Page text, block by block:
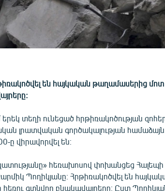
են հայկական թաղամասերից
տեղի ունեցած հրթիռակոծության
լրատվական գործակալության համաձայն,
ը վիրավորվել են։
հեռախոսով փոխանցեց Հալեպի
Պողիկյանը։ Հրթիռակոծվել են
գտնվող բնակավայրերը։ Ըստ